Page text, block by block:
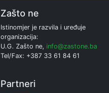
Zašto ne
Istinomjer je razvila i uređuje
organizacija:
U.G. Zašto ne, info@zastone.ba
Tel/Fax: +387 33 61 84 61
Partneri